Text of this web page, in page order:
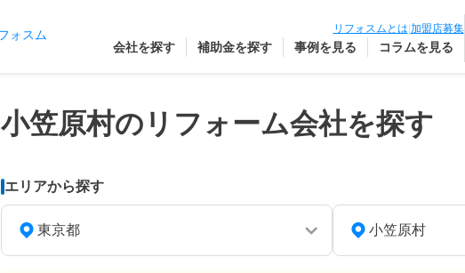
リフォスムとは|加盟店募集
会社を探す 補助金を探す 事例を見る コラムを見る
小笠原村のリフォーム会社を探す
エリアから探す
東京都 小笠原村